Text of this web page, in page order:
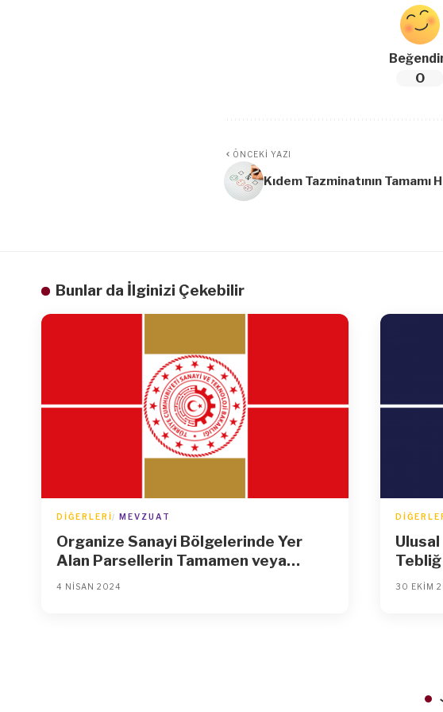
0
ÖNCEKI YAZI
Kıdem Tazminatının Tamamı
Bunlar da İlginizi Çekebilir
DIĞERLERI MEVZUAT
Organize Sanayi Bölgelerinde Yer
Alan Parsellerin Tamamen veya
Kısmen Bedelsiz Tahsisine Dair
4 NISAN 2024 30 EKIM